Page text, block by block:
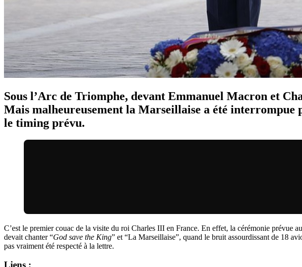
Sous l’Arc de Triomphe, devant Emmanuel Macron et
Mais malheureusement la Marseillaise a été interrompue
le timing prévu.
C’est le premier couac de la visite du roi Charles III en France. En effet, la cérémonie
devait chanter “God save the King” et “La Marseillaise”, quand le bruit assourdissant de 18
pas vraiment été respecté à la lettre.